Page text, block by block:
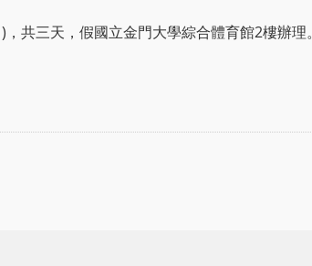
共三天，假國立金門大學綜合體育館2樓辦理。